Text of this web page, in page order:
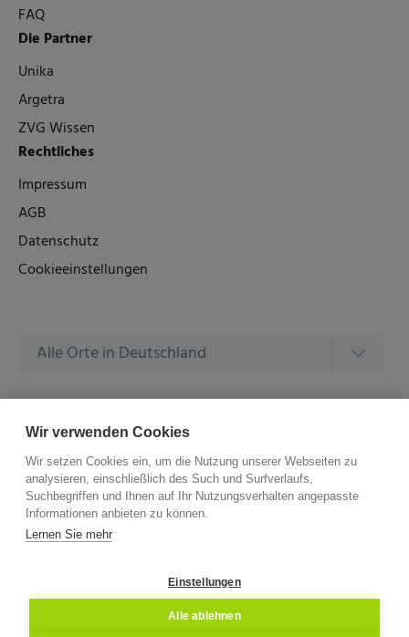
FAQ
Die Partner
Unika
Argetra
ZVG Wissen
Rechtliches
Impressum
AGB
Datenschutz
Cookieeinstellungen
Alle Orte in Deutschland
Alle Amtsgerichte in Deutschland
©2026 –ZVG Termine.Alle Rechte Vorbehalten.
Wir verwenden Cookies
Wir setzen Cookies ein, um die Nutzung unserer Webseiten zu
analysieren, einschließlich des Such und Surfverlaufs,
Suchbegriffen und Ihnen auf Ihr Nutzungsverhalten angepasste
Informationen anbieten zu können.
Lernen Sie mehr
Einstellungen
Alle ablehnen